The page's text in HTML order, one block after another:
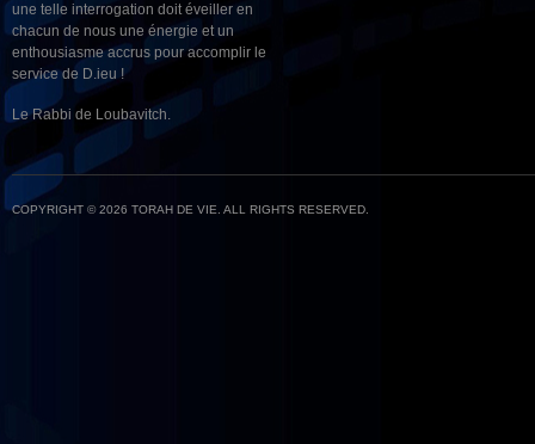
une telle interrogation doit éveiller en
chacun de nous une énergie et un
enthousiasme accrus pour accomplir le
service de D.ieu !
Le Rabbi de Loubavitch.
COPYRIGHT © 2026 TORAH DE VIE. ALL RIGHTS RESERVED.